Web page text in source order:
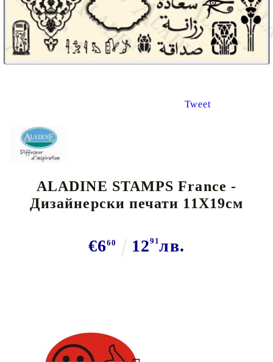
Tweet
ALADINE STAMPS France -
Дизайнерски печати 11Х19см
€660 1291лв.